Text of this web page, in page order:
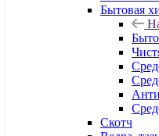
Бытовая
Скотч